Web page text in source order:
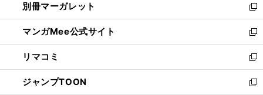
く
で
開
く
ィ
ン
ド
ウ
で
開
く
い
ウ
ィ
ン
ド
ウ
で
別冊マーガレット
新
し
い
ウ
ィ
ン
ド
マンガMee公式サイト
新
し
い
ウ
ィ
リマコミ
新
し
い
ジャンプTOON
新